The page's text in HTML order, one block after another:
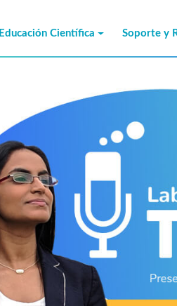
Educación Científica Soporte y